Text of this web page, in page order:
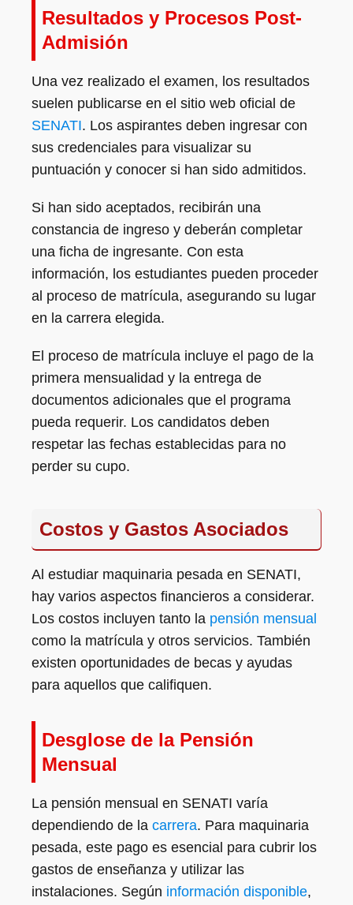
Resultados y Procesos Post-
Admisión
Una vez realizado el examen, los resultados
suelen publicarse en el sitio web oficial de
SENATI. Los aspirantes deben ingresar con
sus credenciales para visualizar su
puntuación y conocer si han sido admitidos.
Si han sido aceptados, recibirán una
constancia de ingreso y deberán completar
una ficha de ingresante. Con esta
información, los estudiantes pueden proceder
al proceso de matrícula, asegurando su lugar
en la carrera elegida.
El proceso de matrícula incluye el pago de la
primera mensualidad y la entrega de
documentos adicionales que el programa
pueda requerir. Los candidatos deben
respetar las fechas establecidas para no
perder su cupo.
Costos y Gastos Asociados
Al estudiar maquinaria pesada en SENATI,
hay varios aspectos financieros a considerar.
Los costos incluyen tanto la pensión mensual
como la matrícula y otros servicios. También
existen oportunidades de becas y ayudas
para aquellos que califiquen.
Desglose de la Pensión
Mensual
La pensión mensual en SENATI varía
dependiendo de la carrera. Para maquinaria
pesada, este pago es esencial para cubrir los
gastos de enseñanza y utilizar las
instalaciones. Según información disponible,